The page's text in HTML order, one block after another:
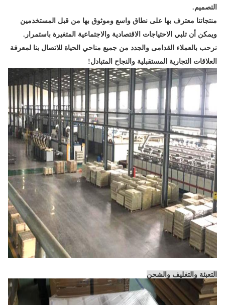
التصميم.
منتجاتنا معترف بها على نطاق واسع وموثوق بها من قبل المستخدمين
ويمكن أن تلبي الاحتياجات الاقتصادية والاجتماعية المتغيرة باستمرار.
نرحب بالعملاء القدامى والجدد من جميع مناحي الحياة للاتصال بنا لمعرفة
العلاقات التجارية المستقبلية والنجاح المتبادل!
التعبئة والتغليف والشحن